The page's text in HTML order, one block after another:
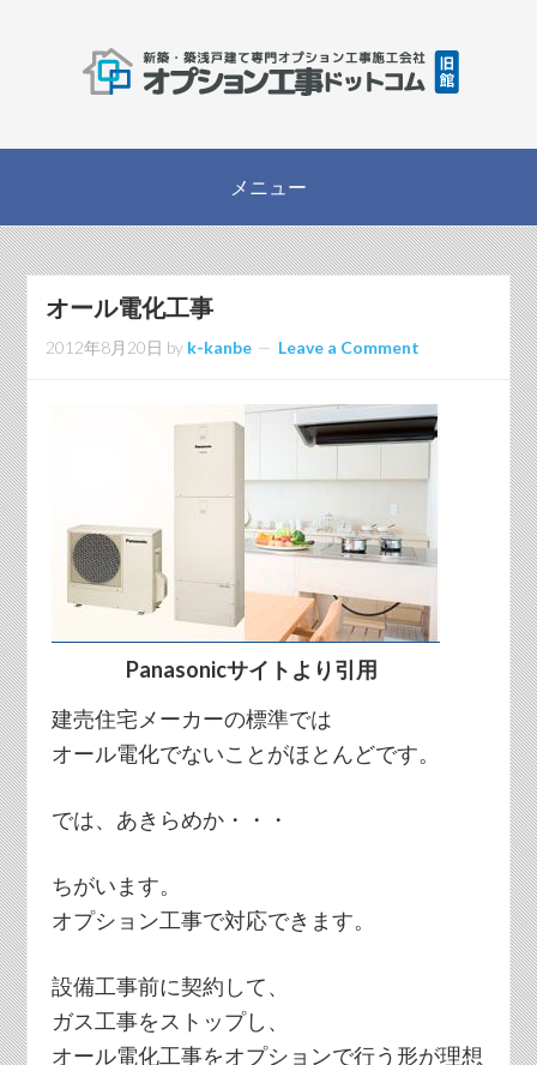
オール電化工事
2012年8月20日 by k-kanbe Leave a Comment
Panasonicサイトより引用
建売住宅メーカーの標準では
オール電化でないことがほとんどです。
では、あきらめか・・・
ちがいます。
オプション工事で対応できます。
設備工事前に契約して、
ガス工事をストップし、
オール電化工事をオプションで行う形が理想